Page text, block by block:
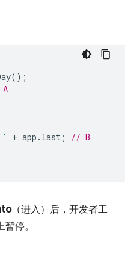
();
+ app . last ;
// B
（进入）后，开发者工
暂停。